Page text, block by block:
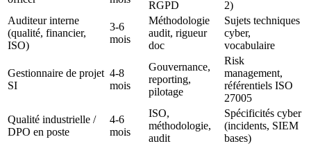
RGPD
2)
Auditeur interne
(qualité, financier,
ISO)
3-6
mois
Méthodologie
audit, rigueur
doc
Sujets techniques
cyber,
vocabulaire
Gestionnaire de projet
SI
4-8
mois
Gouvernance,
reporting,
pilotage
Risk
management,
référentiels ISO
27005
Qualité industrielle /
DPO en poste
4-6
mois
ISO,
méthodologie,
audit
Spécificités cyber
(incidents, SIEM
bases)